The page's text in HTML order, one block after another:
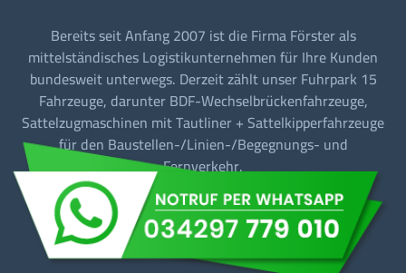
Bereits seit Anfang 2007 ist die Firma Förster als
mittelständisches Logistikunternehmen für Ihre Kunden
bundesweit unterwegs. Derzeit zählt unser Fuhrpark 15
Fahrzeuge, darunter BDF-Wechselbrückenfahrzeuge,
Sattelzugmaschinen mit Tautliner + Sattelkipperfahrzeuge
für den Baustellen-/Linien-/Begegnungs- und
Fernverkehr.
Barrierefreiheit Datenschutz Impressum